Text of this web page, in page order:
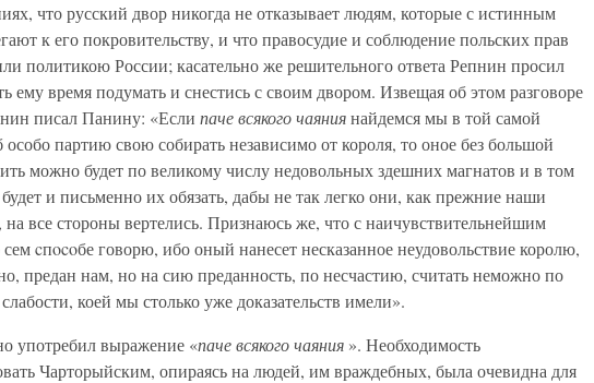
что русский двор никогда не отказывает людям, которые с истинным
к его покровительству, и что правосудие и соблюдение польских прав
политикою России; касательно же решительного ответа Репнин просил
ему время подумать и снестись с своим двором. Извещая об этом разговоре
писал Панину: «Если паче всякого чаяниянайдемся мы в той самой
особо партию свою собирать независимо от короля, то оное без большой
можно будет по великому числу недовольных здешних магнатов и в том
и письменно их обязать, дабы не так легко они, как прежние наши
на все стороны вертелись. Признаюсь же, что с наичувствительнейшим
cпocoбе говорю, ибо оный нанесет несказанное неудовольствие королю,
предан нам, но на сию преданность, по несчастию, считать неможно по
коей мы столько уже доказательств имели».
употребил выражение «паче всякого чаяния ». Необходимость
Чарторыйским, опираясь на людей, им враждебных, была очевидна для